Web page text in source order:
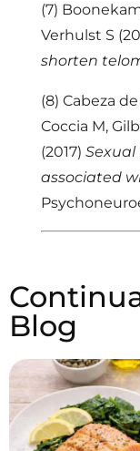
(7)
Verhulst S
shorten
(8) Cabeza de
Coccia M,
(2017) Sexual
associated
Blog